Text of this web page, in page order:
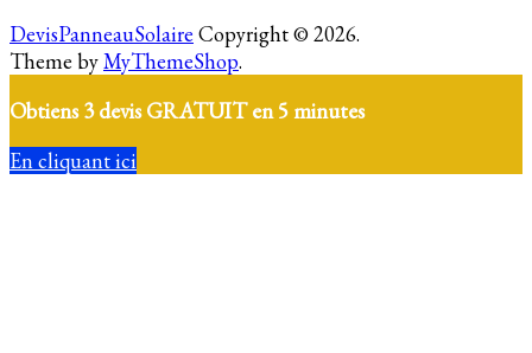
DevisPanneauSolaire Copyright © 2026.
Theme byMyThemeShop.
Obtiens 3 devis GRATUIT en 5 minutes
En cliquant ici